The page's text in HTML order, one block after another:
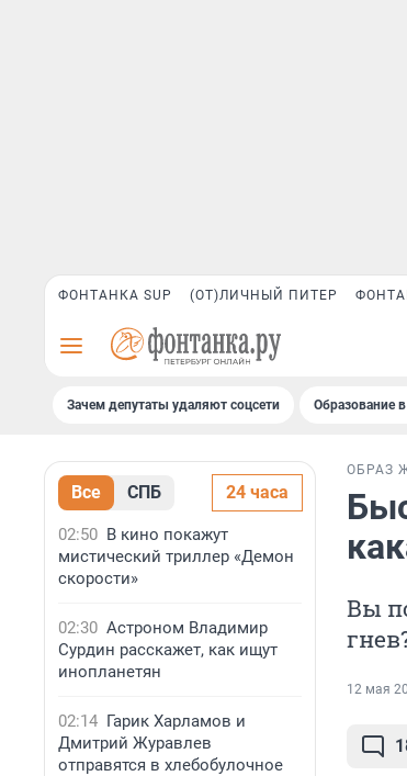
ФОНТАНКА SUP (ОТ)ЛИЧНЫЙ ПИТЕР
Зачем депутаты удаляют соцсети Образование
Все СПБ 24 часа
02:50 В кино покажут
мистический триллер «Демон
скорости»
02:30 Астроном Владимир
Сурдин расскажет, как ищут
инопланетян
02:14 Гарик Харламов и
Дмитрий Журавлев
отправятся в хлебобулочное
ОБРАЗ
Вы
12 мая